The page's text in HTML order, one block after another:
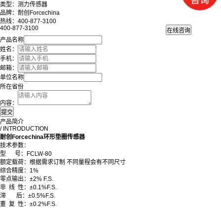
类型：测力传感器
品牌：耐创Forcechina
热线：400-877-3100
400-877-3100
产品名称
姓名：
手机：
邮箱：
单位名称
所在省份
内容：
产品简介
/ INTRODUCTION
耐创Forcechina环形垫圈传感器
技术参数：
型 号：FCLW-80
额定载荷：根据需求订制 不同量程会有不同尺寸
综合精度：1%
零点输出：±2% F.S.
非 线 性：±0.1%F.S.
滞 后：±0.5%F.S.
重 复 性：±0.2%F.S.